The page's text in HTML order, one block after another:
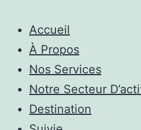
Accueil
À Propos
Nos Services
Notre Secteur
Destination